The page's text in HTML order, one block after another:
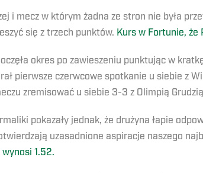
i mecz w którym żadna ze stron nie była
się z trzech punktów. Kurs w Fortunie, że
okres po zawieszeniu punktując w
pierwsze czerwcowe spotkanie u siebie z
zremisować u siebie 3-3 z Olimpią
pokazały jednak, że drużyna łapie
uzasadnione aspiracje naszego
1.52.